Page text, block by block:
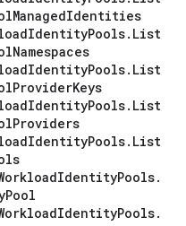
ManagedIdentities
IdentityPools. List
Namespaces
IdentityPools. List
ProviderKeys
IdentityPools. List
Providers
IdentityPools. List
IdentityPools.
Pool
IdentityPools.